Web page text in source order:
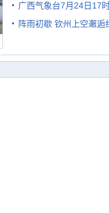
级预警
广西气象台7月24日17
阵雨初歇 钦州上空邂逅